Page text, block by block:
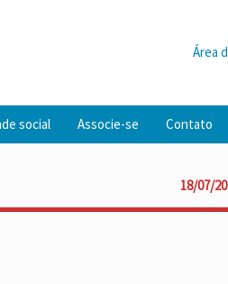
Área
social Associe-se Contato
18/07/